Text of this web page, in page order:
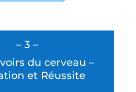
– 3 –
du cerveau –
et Réussite